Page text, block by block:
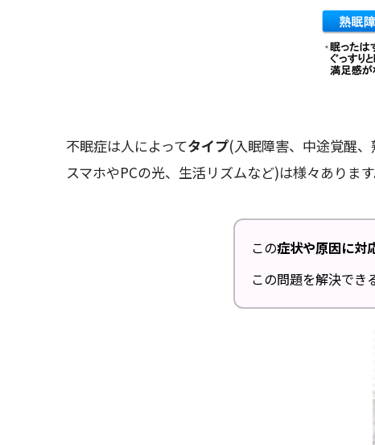
不眠症は人によってタイプ(入眠障害、中途覚醒
スマホやPCの光、生活リズムなど)は様々あります
この症状や原因に対
この問題を解決でき